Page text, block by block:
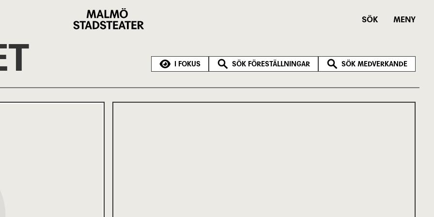
Stadsteater
SÖK MENY
I FOKUS SÖK FÖRESTÄLLNINGAR SÖK MEDVERKANDE